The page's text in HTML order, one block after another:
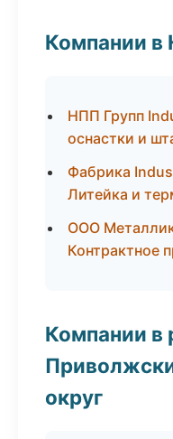
Компании в
НПП Групп
оснастки и
Фабрика
Литейка и
ООО
Контрактное
Компании в
округ